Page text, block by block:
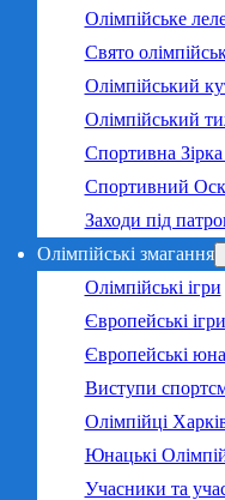
Олімпійське
Свято
Олімпійський
Олімпійський
Спортивна
Спортивний
Заходи під
Олімпійські змагання
Олімпійські ігри
Європейські ігри
Європейські
Виступи
Олімпійці
Юнацькі
Учасники та